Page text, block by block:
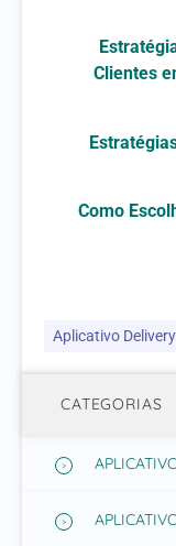
Clientes
Como
Aplicativo Delivery
CATEGORIAS